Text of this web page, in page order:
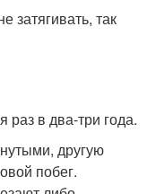
затягивать, так
в два-три года.
другую
побег.